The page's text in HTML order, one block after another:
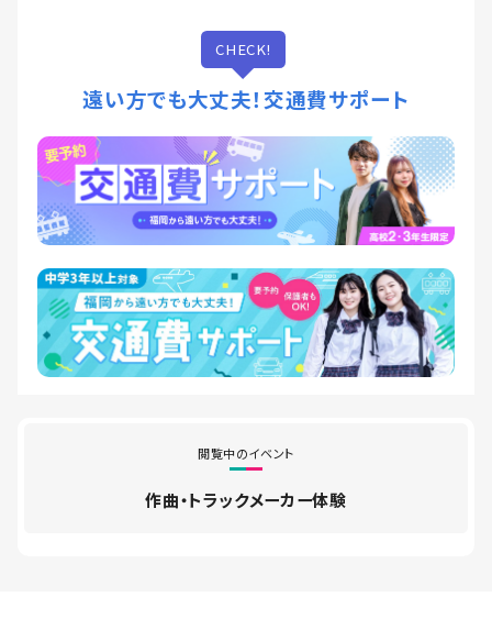
閲覧中のイベント
作曲・トラックメーカー体験
CHECK!
遠い方でも大丈夫！交通費サポート